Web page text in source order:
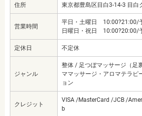
住所 東京都豊島区目白3-14-3 目白
営業時間
平日・土曜日 10:00?21:00/
日曜日・祝日 10:00?20:00/
定休日 不定休
ジャンル
整体 / 足つぼマッサージ（足
ママッサージ・アロマテラピ
ョン
クレジット
VISA /MasterCard /JCB /
b